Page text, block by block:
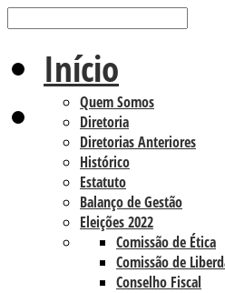
Início
Quem Somos
Diretoria
Diretorias Anteriores
Histórico
Estatuto
Balanço de Gestão
Eleições 2022
Comissão de Ética
Comissão de
Conselho Fiscal